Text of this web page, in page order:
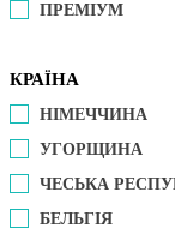
ПРЕМІУМ
КРАЇНА
НІМЕЧЧИНА
УГОРЩИНА
ЧЕСЬКА
БЕЛЬГІЯ